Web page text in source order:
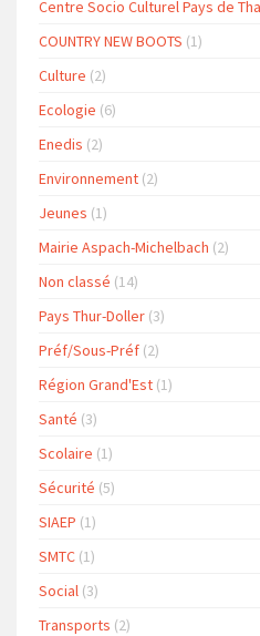
Centre Socio Culturel Pays de
COUNTRY NEW BOOTS (1)
Culture (2)
Ecologie (6)
Enedis (2)
Environnement (2)
Jeunes (1)
Mairie Aspach-Michelbach (2)
Non classé (14)
Pays Thur-Doller (3)
Préf/Sous-Préf (2)
Région Grand'Est (1)
Santé (3)
Scolaire (1)
Sécurité (5)
SIAEP (1)
SMTC (1)
Social (3)
Transports (2)